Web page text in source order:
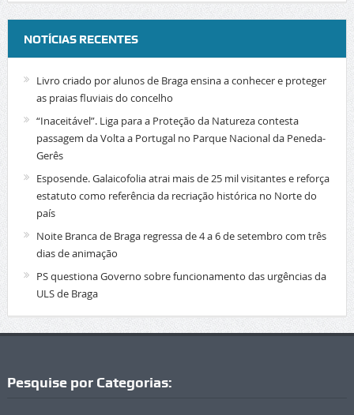
NOTÍCIAS RECENTES
Livro criado por alunos de Braga ensina a conhecer e proteger
as praias fluviais do concelho
“Inaceitável”. Liga para a Proteção da Natureza contesta
passagem da Volta a Portugal no Parque Nacional da Peneda-
Gerês
Esposende. Galaicofolia atrai mais de 25 mil visitantes e reforça
estatuto como referência da recriação histórica no Norte do
país
Noite Branca de Braga regressa de 4 a 6 de setembro com três
dias de animação
PS questiona Governo sobre funcionamento das urgências da
ULS de Braga
Pesquise por Categorias: